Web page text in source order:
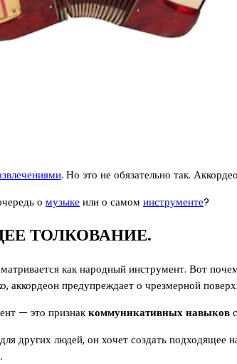
. Но это не обязательно так.
о музыке или о самом инструменте?
ТОЛКОВАНИЕ.
как народный инструмент. Вот
аккордеон предупреждает о чрезмерной
— это признаккоммуникативных навыков
других людей, он хочет создать